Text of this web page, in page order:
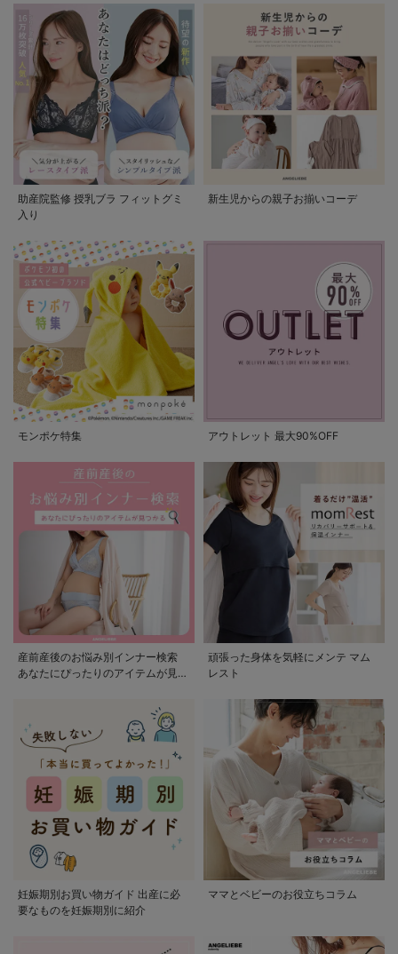
助産院監修 授乳ブラ フィットグミ
入り
新生児からの親子お揃いコーデ
モンポケ特集 アウトレット 最大90%OFF
産前産後のお悩み別インナー検索
あなたにぴったりのアイテムが見つ
頑張った身体を気軽にメンテ マム
レスト
妊娠期別お買い物ガイド 出産に必
要なものを妊娠期別に紹介
ママとベビーのお役立ちコラム